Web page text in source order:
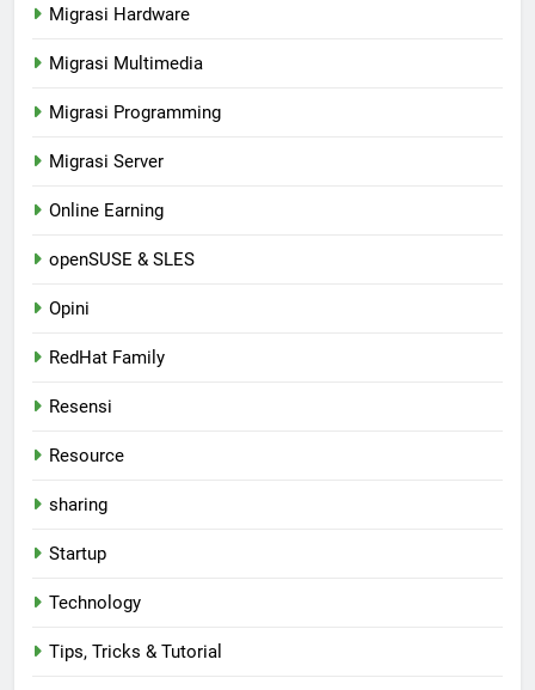
Migrasi Hardware
Migrasi Multimedia
Migrasi Programming
Migrasi Server
Online Earning
openSUSE & SLES
Opini
RedHat Family
Resensi
Resource
sharing
Startup
Technology
Tips, Tricks & Tutorial